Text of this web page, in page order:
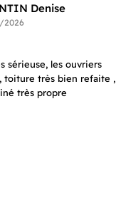
Denise
2026
sérieuse, les ouvriers
toiture très bien refaite ,
très propre